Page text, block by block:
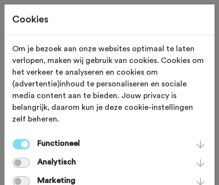
ZONDAG 1 NOV Overloon (Noord Brabant)
Huijskes MTB
toertocht
Mountainbike
Favoriet
Cookies
Om je bezoek aan onze websites optimaal te laten
verlopen, maken wij gebruik van cookies. Cookies om
het verkeer te analyseren en cookies om
(advertentie)inhoud te personaliseren en sociale
media content aan te bieden. Jouw privacy is
belangrijk, daarom kun je deze cookie-instellingen
zelf beheren.
Functioneel
Analytisch
Marketing